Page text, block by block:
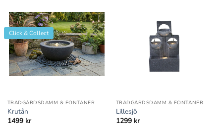
Click & Collect
TRÄDGÅRDSDAMM & FONTÄNER
Krutån
1499 kr
TRÄDGÅRDSDAMM & FONTÄNER
Lillesjö
1299 kr